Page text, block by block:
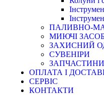
ПАЛИВНО-
МИЮЧІ
ЗАХИСНИЙ
СУВЕНІРИ
ЗАПЧАСТИНИ
ОПЛАТА І
СЕРВІС
КОНТАКТИ